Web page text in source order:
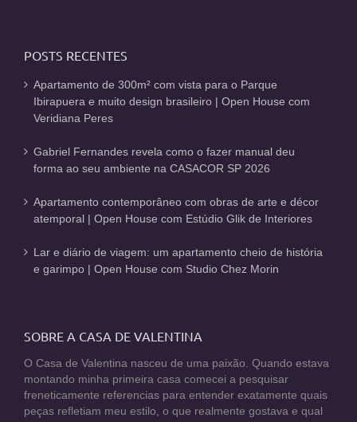
POSTS RECENTES
Apartamento de 300m² com vista para o Parque
Ibirapuera e muito design brasileiro | Open House com
Veridiana Peres
Gabriel Fernandes revela como o fazer manual deu
forma ao seu ambiente na CASACOR SP 2026
Apartamento contemporâneo com obras de arte e décor
atemporal | Open House com Estúdio Glik de Interiores
Lar e diário de viagem: um apartamento cheio de história
e garimpo | Open House com Studio Chez Morin
SOBRE A CASA DE VALENTINA
O Casa de Valentina nasceu de uma paixão. Quando estava
montando minha primeira casa comecei a pesquisar
freneticamente referencias para entender exatamente quais
peças refletiam meu estilo, o que realmente gostava e qual